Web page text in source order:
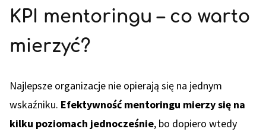
KPI mentoringu – co warto
mierzyć?
Najlepsze organizacje nie opierają się na jednym
wskaźniku. Efektywność mentoringu mierzy się na
kilku poziomach jednocześnie, bo dopiero wtedy